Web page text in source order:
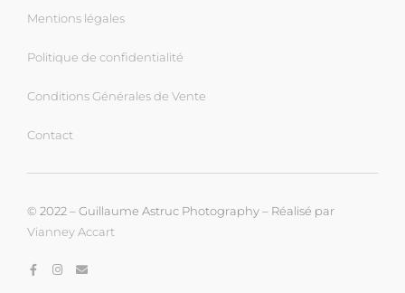
Mentions légales
Politique de confidentialité
Conditions Générales de Vente
Contact
© 2022 – Guillaume Astruc Photography – Réalisé par
Vianney Accart